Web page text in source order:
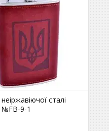
сталі
№FB-9-1